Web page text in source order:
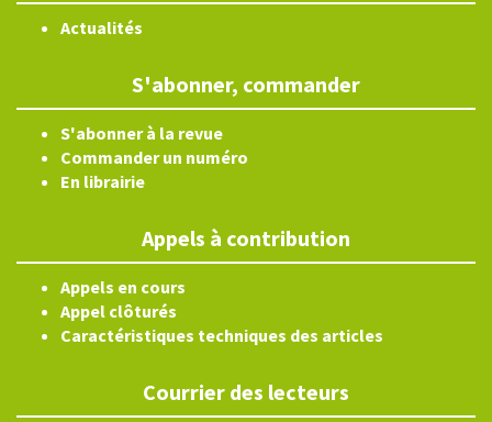
Actualités
S'abonner, commander
S'abonner à la revue
Commander un numéro
En librairie
Appels à contribution
Appels en cours
Appel clôturés
Caractéristiques techniques des articles
Courrier des lecteurs